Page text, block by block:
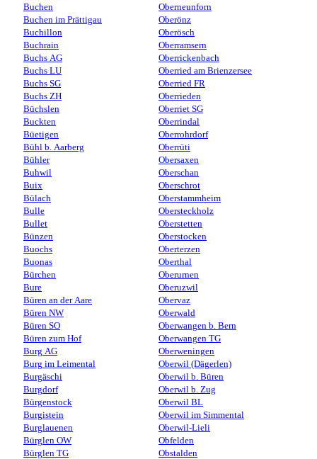
Buchen
Buchen im Prättigau
Buchillon
Buchrain
Buchs AG
Buchs LU
Buchs SG
Buchs ZH
Büchslen
Buckten
Büetigen
Bühl b. Aarberg
Bühler
Buhwil
Buix
Bülach
Bulle
Bullet
Bünzen
Buochs
Buonas
Bürchen
Bure
Büren an der Aare
Büren NW
Büren SO
Büren zum Hof
Burg AG
Burg im Leimental
Burgäschi
Burgdorf
Bürgenstock
Burgistein
Burglauenen
Bürglen OW
Bürglen TG
Oberneunforn
Oberönz
Oberösch
Oberramsern
Oberrickenbach
Oberried am Brienzersee
Oberried FR
Oberrieden
Oberriet SG
Oberrindal
Oberrohrdorf
Oberrüti
Obersaxen
Oberschan
Oberschrot
Oberstammheim
Obersteckholz
Oberstetten
Oberstocken
Oberterzen
Oberthal
Oberurnen
Oberuzwil
Obervaz
Oberwald
Oberwangen b. Bern
Oberwangen TG
Oberweningen
Oberwil (Dägerlen)
Oberwil b. Büren
Oberwil b. Zug
Oberwil BL
Oberwil im Simmental
Oberwil-Lieli
Obfelden
Obstalden